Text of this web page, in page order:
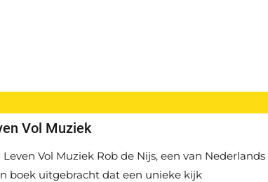
Vol Muziek
Vol Muziek Rob de Nijs, een van Nederlands
boek uitgebracht dat een unieke kijk